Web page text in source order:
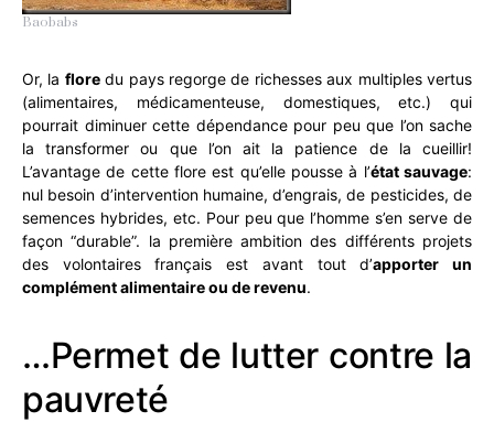
Baobabs
Or, la floredu pays regorge de richesses aux multiples vertus
(alimentaires, médicamenteuse, domestiques, etc.) qui
pourrait diminuer cette dépendance pour peu que l’on sache
la transformer ou que l’on ait la patience de la cueillir!
L’avantage de cette flore est qu’elle pousse à l’état sauvage:
nul besoin d’intervention humaine, d’engrais, de pesticides, de
semences hybrides, etc. Pour peu que l’homme s’en serve de
façon “durable”. la première ambition des différents projets
des volontaires français est avant tout d’apporter un
complément alimentaire ou de revenu.
…Permet de lutter contre la
pauvreté